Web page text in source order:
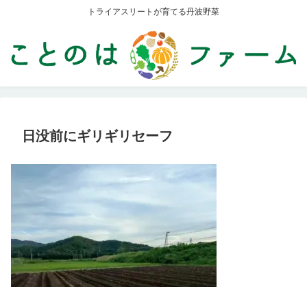
トライアスリートが育てる丹波野菜
日没前にギリギリセーフ